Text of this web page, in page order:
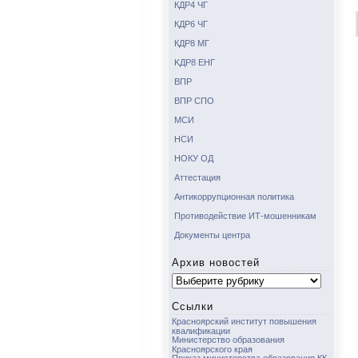
КДР4 ЧГ
КДР6 ЧГ
КДР8 МГ
KДР8 ЕНГ
ВПР
ВПР СПО
МСИ
НСИ
НОКУ ОД
Аттестация
Антикоррупционная политика
Противодействие ИТ-мошенникам
Документы центра
Архив новостей
Архив
новостей
Ссылки
Красноярский институт повышения
квалификации
Министерство образования
Красноярского края